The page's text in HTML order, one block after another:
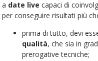
a date live capaci di
per conseguire risultati più
prima di tutto, devi
qualità, che sia in
prerogative tecniche;